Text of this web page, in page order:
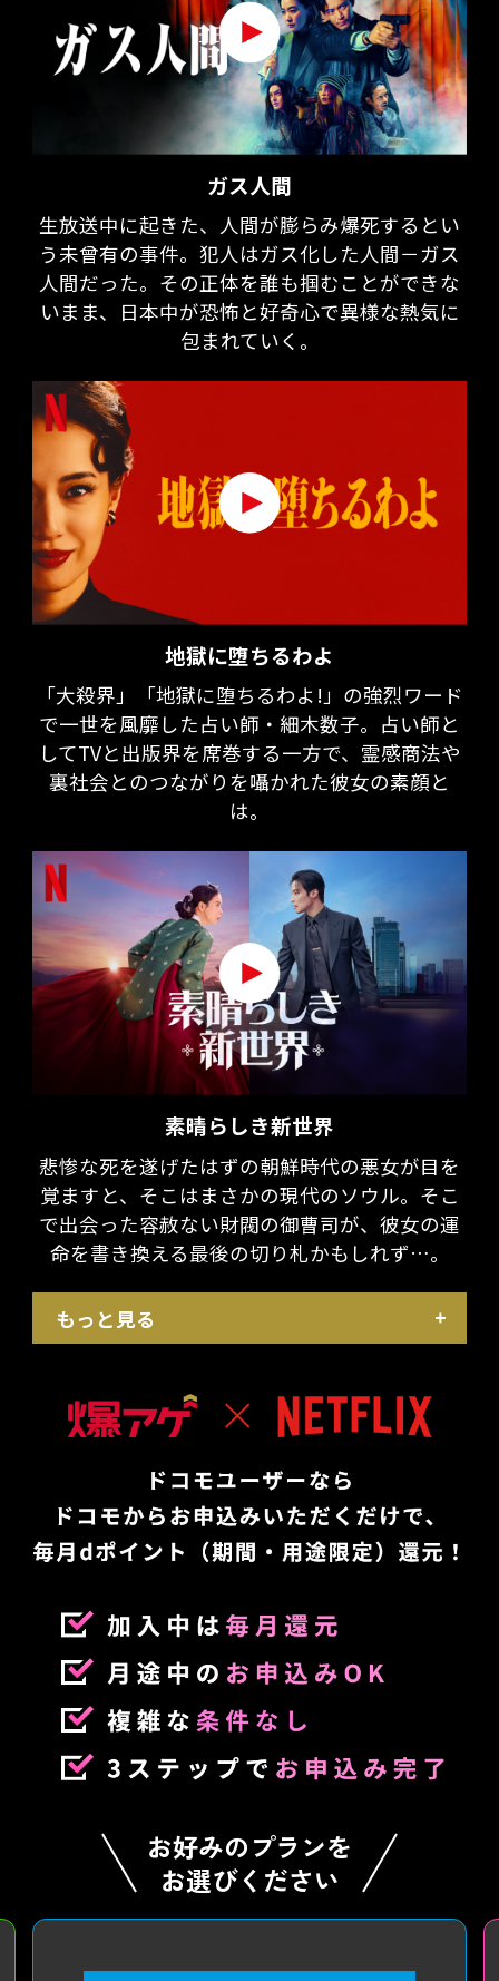
ガス人間
生放送中に起きた、人間が膨らみ爆死するとい
う未曾有の事件。犯人はガス化した人間－ガス
人間だった。その正体を誰も掴むことができな
いまま、日本中が恐怖と好奇心で異様な熱気に
包まれていく。
地獄に堕ちるわよ
「大殺界」「地獄に堕ちるわよ!」の強烈ワード
で一世を風靡した占い師・細木数子。占い師と
してTVと出版界を席巻する一方で、霊感商法や
裏社会とのつながりを囁かれた彼女の素顔と
は。
素晴らしき新世界
悲惨な死を遂げたはずの朝鮮時代の悪女が目を
覚ますと、そこはまさかの現代のソウル。そこ
で出会った容赦ない財閥の御曹司が、彼女の運
命を書き換える最後の切り札かもしれず…。
もっと見る
お好みのプランを
お選びください